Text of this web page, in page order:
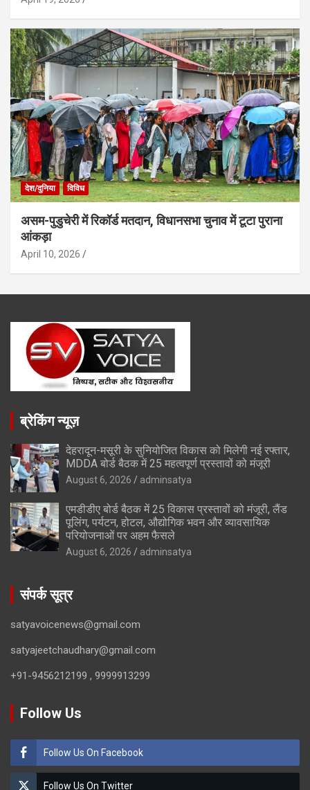
देश/दुनिया विविध
असम-पुडुचेरी में रिकॉर्ड मतदान, विधानसभा चुनाव में टूटा पुराना
आंकड़ा
April 10, 2026
ब्रेकिंग न्यूज़
देहरादून-मसूरी के सुनियोजित विकास को मिलेगी नई रफ्तार,
MDDA बोर्ड बैठक में 25 महत्वपूर्ण प्रस्तावों को मंजूरी
August 6, 2026 adminsatya
एमडीडीए बोर्ड बैठक में 25 विकास प्रस्तावों को मंजूरी, लैंड
पूलिंग, पर्यटन, होटल, औद्योगिक भवन और व्यावसायिक
परियोजनाओं पर अहम फैसले
August 6, 2026 adminsatya
संपर्क सूत्र
satyavoicenews@gmail.com
satyajeetchaudhary@gmail.com
+91-9456212199 , 9999913299
Follow Us
Follow Us On Facebook
Follow Us On Twitter